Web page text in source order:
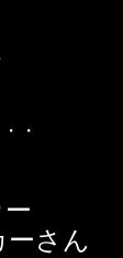
・
さん